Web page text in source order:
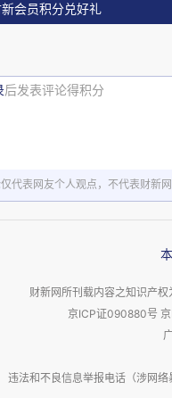
3583 期 New
阅读：New Scientist
包AI阅读的概述。聚
郁、父亲产后抑郁获
学（发现大脑中潜在
方向）、物理学（
进化（人类下巴是直立
发展相关）等关键领
新会员积分兑好礼
后发表评论得积分
代表网友个人观点，不代表财新
财新网所刊载内容之知识产
京ICP证090880号
违法和不良信息举报电话（涉网